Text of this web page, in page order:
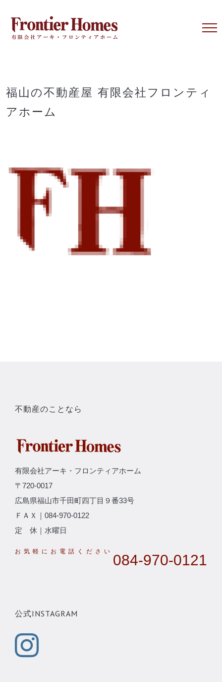
content
福山の不動産屋 有限会社フロンティ
アホーム
不動産のことなら
有限会社アーキ・フロンティアホーム
〒720-0017
広島県福山市千田町四丁目９番33号
ＦＡＸ｜084-970-0122
定 休｜水曜日
084-970-0121
公式INSTAGRAM